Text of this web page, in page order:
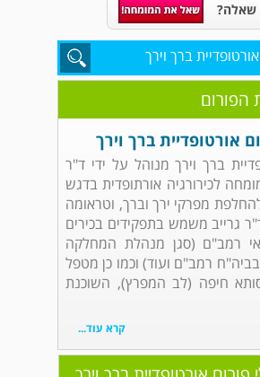
שאלה?
ברך וירך
הפורום
אורטופדיית ברך וירך
ברך וירך מנוהל על ידי ד"ר
לכירורגיה אורתופדית בדגש
מפרקי ירך וברך, וטראומה
גרייב משמש בתפקידים בכירים
רמב"ם (סגן מנהלת המחלקה
רמב"ם ועוד) וכמו כן מטפל
חיפה (לב המפרץ), השוכנת
קרא עוד...